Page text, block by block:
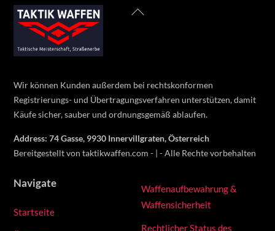
Back
Wir können Kunden außerdem bei rechtskonformen
Registrierungs- und Übertragungsverfahren unterstützen, damit
Käufe sicher, sauber und ordnungsgemäß ablaufen.
Address: 74 Gasse, 9930 Innervillgraten, Österreich
Bereitgestellt von taktikwaffen.com - | - Alle Rechte vorbehalten
Navigate
Startseite
Waffenaufbewahrung &
Waffensicherheit
Rechtlicher Status des